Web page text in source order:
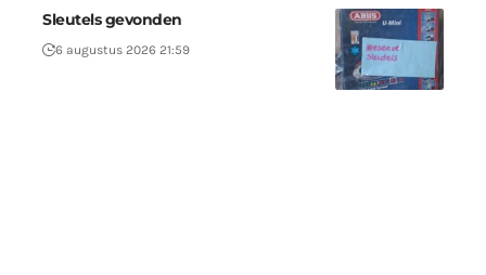
Sleutels gevonden
6 augustus 2026 21:59